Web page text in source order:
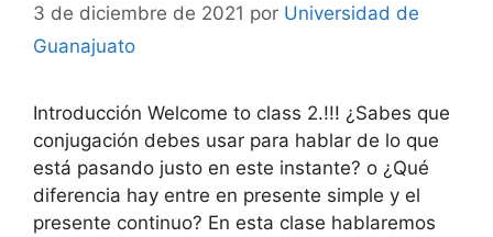
3 de diciembre de 2021 por Universidad de
Guanajuato
Introducción Welcome to class 2.!!! ¿Sabes que
conjugación debes usar para hablar de lo que
está pasando justo en este instante? o ¿Qué
diferencia hay entre en presente simple y el
presente continuo? En esta clase hablaremos